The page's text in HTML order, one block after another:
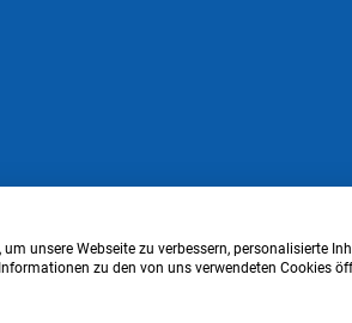
AGB Privacy
unsere Webseite zu verbessern, personalisierte
zu den von uns verwendeten Cookies